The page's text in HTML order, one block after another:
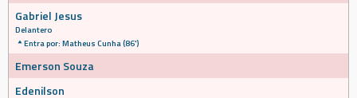
Gabriel Jesus
Delantero
Entra por: Matheus Cunha (86')
Emerson Souza
Edenilson